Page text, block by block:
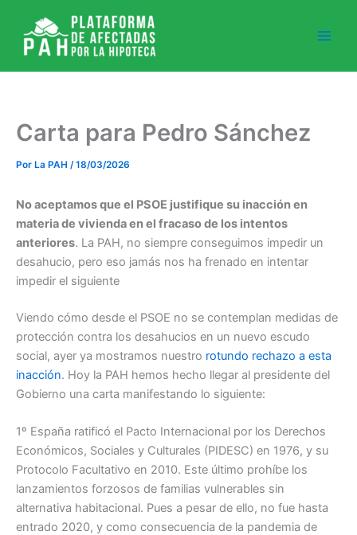
contenido
Carta para Pedro Sánchez
Por La PAH /18/03/2026
No aceptamos que el PSOE justifique su inacción en
materia de vivienda en el fracaso de los intentos
anteriores. La PAH, no siempre conseguimos impedir un
desahucio, pero eso jamás nos ha frenado en intentar
impedir el siguiente
Viendo cómo desde el PSOE no se contemplan medidas de
protección contra los desahucios en un nuevo escudo
social, ayer ya mostramos nuestro rotundo rechazo a esta
inacción. Hoy la PAH hemos hecho llegar al presidente del
Gobierno una carta manifestando lo siguiente:
1º España ratificó el Pacto Internacional por los Derechos
Económicos, Sociales y Culturales (PIDESC) en 1976, y su
Protocolo Facultativo en 2010. Este último prohíbe los
lanzamientos forzosos de familias vulnerables sin
alternativa habitacional. Pues a pesar de ello, no fue hasta
entrado 2020, y como consecuencia de la pandemia de